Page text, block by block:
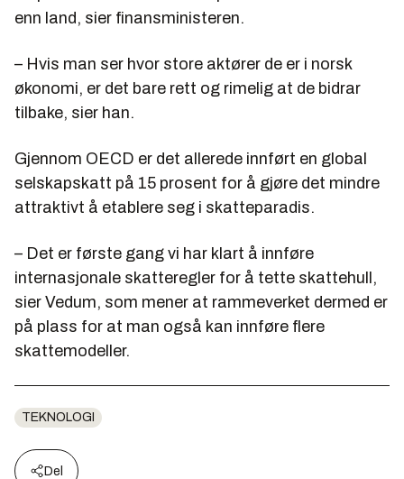
enn land, sier finansministeren.
– Hvis man ser hvor store aktører de er i norsk
økonomi, er det bare rett og rimelig at de bidrar
tilbake, sier han.
Gjennom OECD er det allerede innført en global
selskapskatt på 15 prosent for å gjøre det mindre
attraktivt å etablere seg i skatteparadis.
– Det er første gang vi har klart å innføre
internasjonale skatteregler for å tette skattehull,
sier Vedum, som mener at rammeverket dermed er
på plass for at man også kan innføre flere
skattemodeller.
TEKNOLOGI
Del